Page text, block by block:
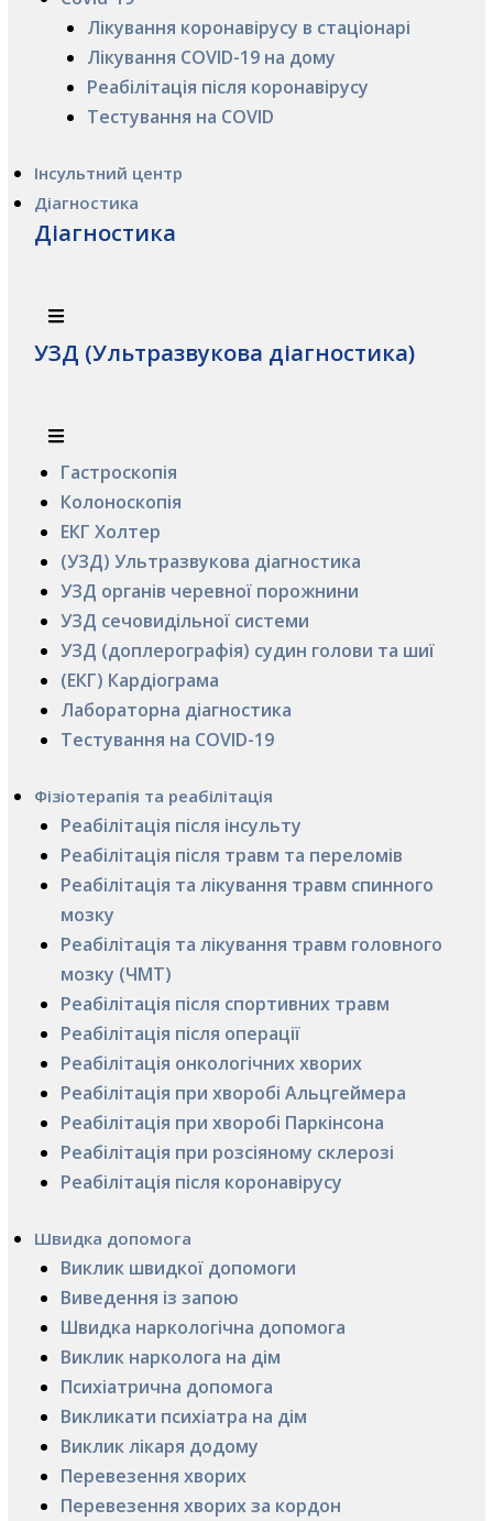
Лікування коронавірусу в стаціонарі
Лікування COVID-19 на дому
Реабілітація після коронавірусу
Тестування на COVID
Інсультний центр
Діагностика
Діагностика
УЗД (Ультразвукова діагностика)
Гастроскопія
Колоноскопія
ЕКГ Холтер
(УЗД) Ультразвукова діагностика
УЗД органів черевної порожнини
УЗД сечовидільної системи
УЗД (доплерографія) судин голови та шиї
(ЕКГ) Кардіограма
Лабораторна діагностика
Тестування на COVID-19
Фізіотерапія та реабілітація
Реабілітація після інсульту
Реабілітація після травм та переломів
Реабілітація та лікування травм спинного
мозку
Реабілітація та лікування травм головного
мозку (ЧМТ)
Реабілітація після спортивних травм
Реабілітація після операції
Реабілітація онкологічних хворих
Реабілітація при хворобі Альцгеймера
Реабілітація при хворобі Паркінсона
Реабілітація при розсіяному склерозі
Реабілітація після коронавірусу
Швидка допомога
Виклик швидкої допомоги
Виведення із запою
Швидка наркологічна допомога
Виклик нарколога на дім
Психіатрична допомога
Викликати психіатра на дім
Виклик лікаря додому
Перевезення хворих
Перевезення хворих за кордон